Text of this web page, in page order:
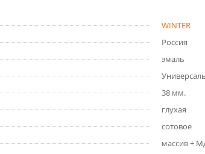
WINTER
Россия
эмаль
38 мм.
глухая
сотовое
массив +